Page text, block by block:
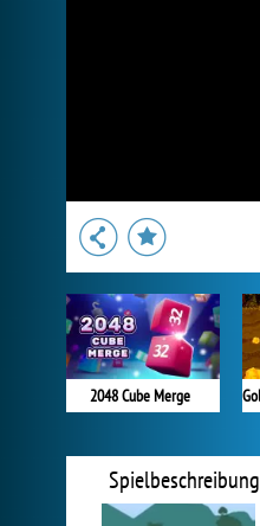
2048 Cube Merge
Spielbeschreibung